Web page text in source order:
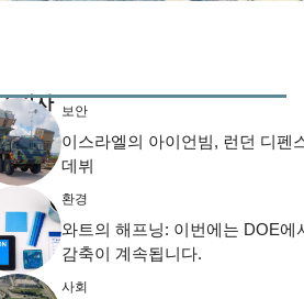
기사 보안
이스라엘의 아이언빔, 런던 디펜
데뷔
환경
와트의 해프닝: 이번에는 DOE에
감축이 계속됩니다.
사회